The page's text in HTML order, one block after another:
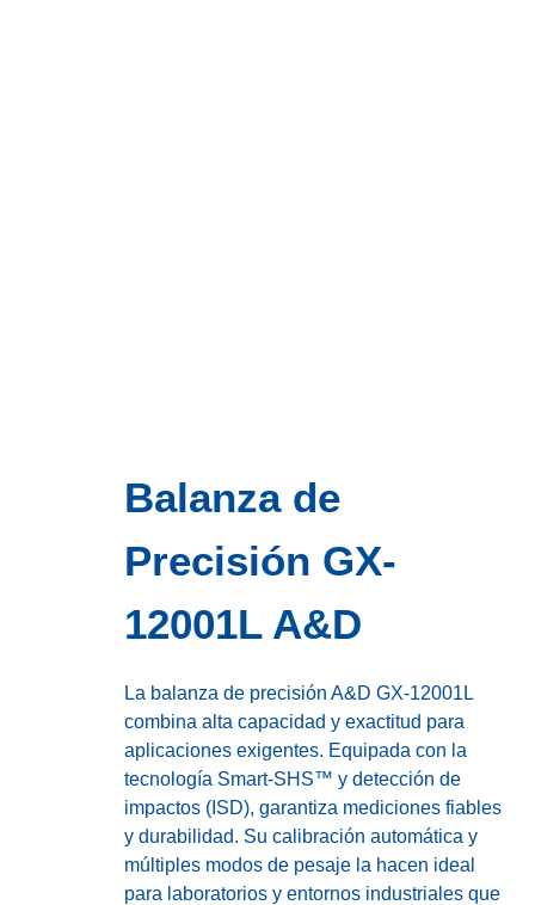
Balanza de
Precisión GX-
12001L A&D
La balanza de precisión A&D GX-12001L
combina alta capacidad y exactitud para
aplicaciones exigentes. Equipada con la
tecnología Smart-SHS™ y detección de
impactos (ISD), garantiza mediciones fiables
y durabilidad. Su calibración automática y
múltiples modos de pesaje la hacen ideal
para laboratorios y entornos industriales que